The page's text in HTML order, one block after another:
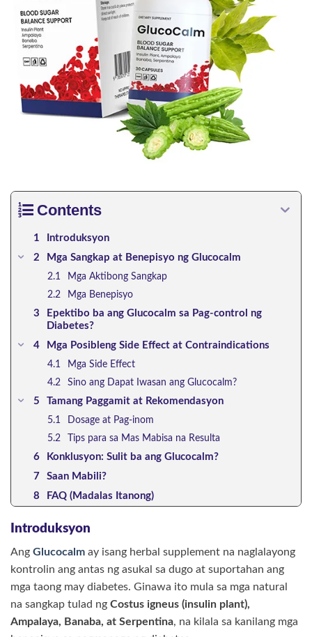
Contents
Introduksyon
Mga Sangkap at Benepisyo ng Glucocalm
Mga Aktibong Sangkap
Mga Benepisyo
Epektibo ba ang Glucocalm sa Pag-control ng
Diabetes?
Mga Posibleng Side Effect at Contraindications
Mga Side Effect
Sino ang Dapat Iwasan ang Glucocalm?
Tamang Paggamit at Rekomendasyon
Dosage at Pag-inom
Tips para sa Mas Mabisa na Resulta
Konklusyon: Sulit ba ang Glucocalm?
Saan Mabili?
FAQ (Madalas Itanong)
Introduksyon
Ang Glucocalm ay isang herbal supplement na naglalayong
kontrolin ang antas ng asukal sa dugo at suportahan ang
mga taong may diabetes. Ginawa ito mula sa mga natural
na sangkap tulad ng Costus igneus (insulin plant),
Ampalaya, Banaba, at Serpentina, na kilala sa kanilang mga